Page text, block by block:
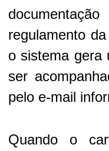
regulamento
o sistema gera
ser
pelo e-mail
Quando o